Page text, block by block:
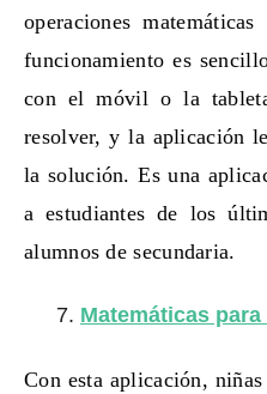
operaciones
funcionamiento es
con el móvil o la
resolver, y la aplicación
la solución. Es una
a estudiantes de los
alumnos de secundaria.
Matemáticas
Con esta aplicación, niñas